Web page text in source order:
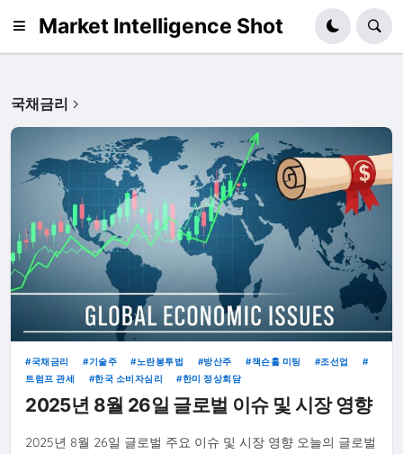
Market Intelligence Shot
국채금리
국채금리 기술주 노란봉투법 방산주 잭슨홀 미팅
조선업
트럼프 관세
한국 소비자심리 한미 정상회담
2025년 8월 26일 글로벌 이슈 및 시장 영향
2025년 8월 26일 글로벌 주요 이슈 및 시장 영향 오늘의 글로벌